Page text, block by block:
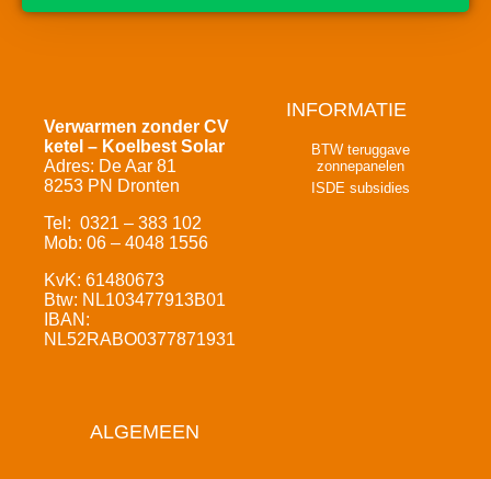
Verwarmen zonder CV
ketel – Koelbest Solar
Adres: De Aar 81
8253 PN Dronten
Tel: 0321 – 383 102
Mob: 06 – 4048 1556
KvK: 61480673
Btw: NL103477913B01
IBAN:
NL52RABO0377871931
INFORMATIE
BTW teruggave
zonnepanelen
ISDE subsidies
ALGEMEEN